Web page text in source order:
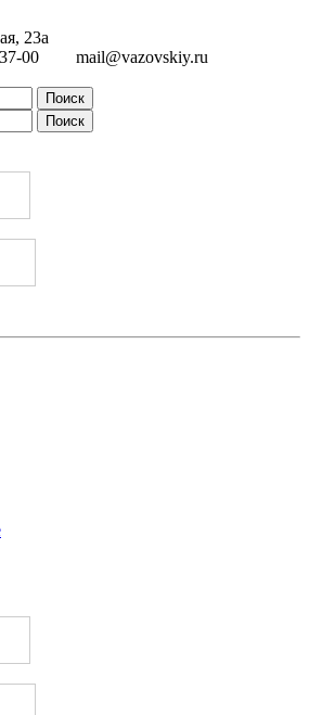
23а
00
mail@vazovskiy.ru
Поиск
Поиск